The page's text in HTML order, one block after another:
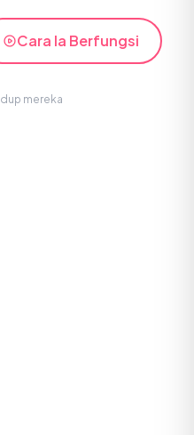
Cara Ia Berfungsi
mereka